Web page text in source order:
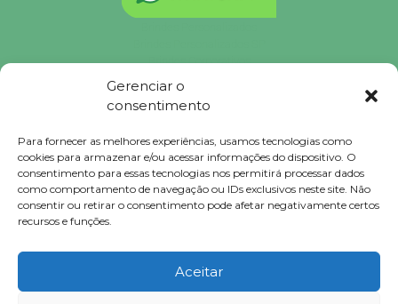
Gerenciar o
consentimento
Para fornecer as melhores experiências, usamos tecnologias como
cookies para armazenar e/ou acessar informações do dispositivo. O
consentimento para essas tecnologias nos permitirá processar dados
como comportamento de navegação ou IDs exclusivos neste site. Não
consentir ou retirar o consentimento pode afetar negativamente certos
recursos e funções.
Aceitar
Brindes Corporativos
Brindes Promocionais
Brindes para Clientes
Brindes Executivos
Brindes Populares
Brindes © 2023 Todos Direitos Reservados.